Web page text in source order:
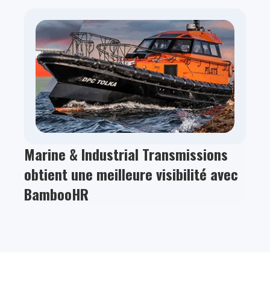
Marine & Industrial Transmissions
obtient une meilleure visibilité avec
BambooHR